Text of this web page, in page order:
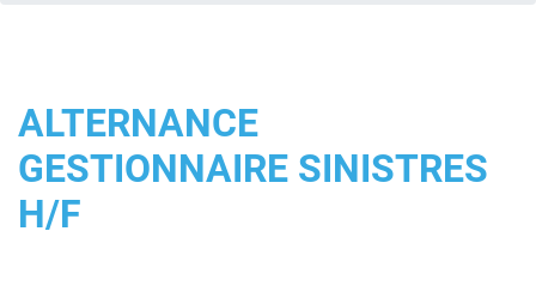
ALTERNANCE
GESTIONNAIRE SINISTRES
H/F